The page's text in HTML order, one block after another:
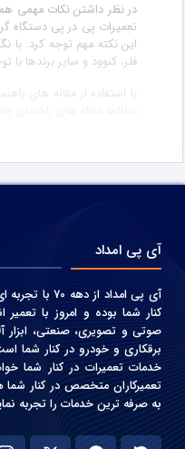
در نظر داشتن نکات مهمی
تعمیرات پی در پی دستگاه
این نکته مهم توجه کرد. با
فلر، کنوود و سایر برندها
با استفاده از مقاله های
آی پی امداد
آی پی امداد از
کنار شما بوده و امروز با تعمیر
صوتی و‌ تصویری، صنعتی، ابزار
برقکاری و خودرو در کنار شما
خدمات تعمیرات در کنار شما
تعمیرکاران متخصص در کنار
به صرفه ترین خدمات را تجربه